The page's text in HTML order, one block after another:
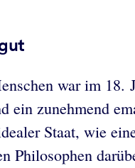
war im
ein zunehmend
Staat, wie
Philosophen